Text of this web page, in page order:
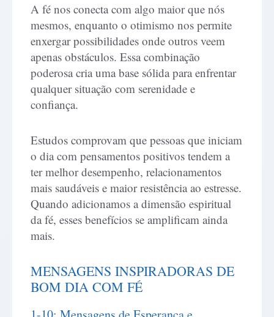
A fé nos conecta com algo maior que nós
mesmos, enquanto o otimismo nos permite
enxergar possibilidades onde outros veem
apenas obstáculos. Essa combinação
poderosa cria uma base sólida para enfrentar
qualquer situação com serenidade e
confiança.
Estudos comprovam que pessoas que iniciam
o dia com pensamentos positivos tendem a
ter melhor desempenho, relacionamentos
mais saudáveis e maior resistência ao estresse.
Quando adicionamos a dimensão espiritual
da fé, esses benefícios se amplificam ainda
mais.
MENSAGENS INSPIRADORAS DE
BOM DIA COM FÉ